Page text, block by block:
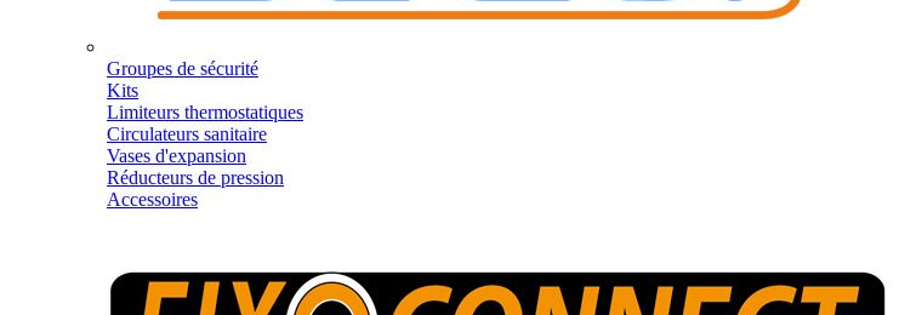
Groupes de sécurité
Kits
Limiteurs thermostatiques
Circulateurs sanitaire
Vases d'expansion
Réducteurs de pression
Accessoires